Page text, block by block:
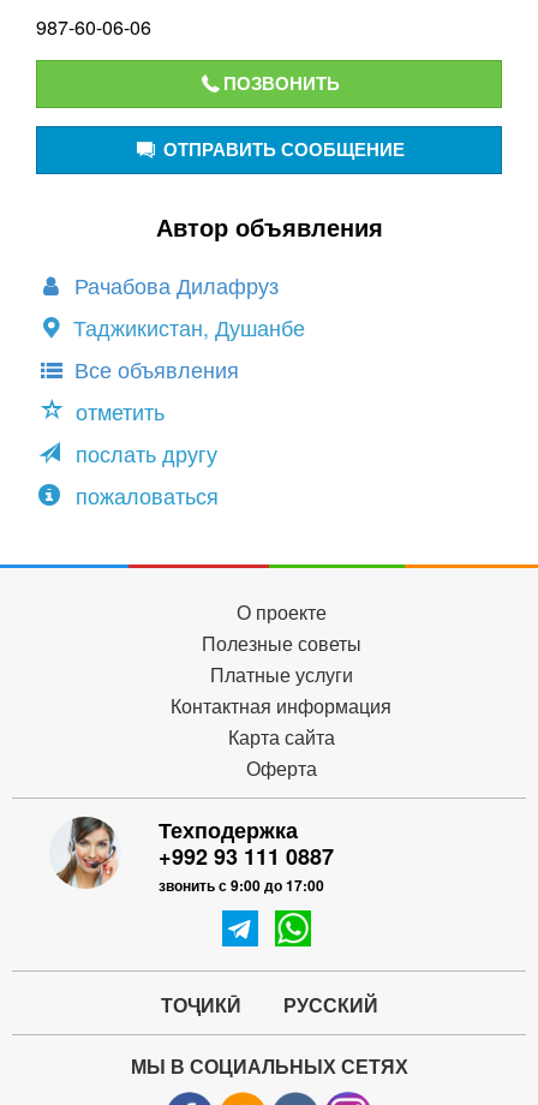
987-60-06-06
ПОЗВОНИТЬ
ОТПРАВИТЬ СООБЩЕНИЕ
Автор объявления
Рачабова Дилафруз
Таджикистан, Душанбе
Все объявления
отметить
послать другу
пожаловаться
О проекте
Полезные советы
Платные услуги
Контактная информация
Карта сайта
Оферта
Техподержка
+992 93 111 0887
звонить с 9:00 до 17:00
ТОҶИКӢ РУССКИЙ
МЫ В СОЦИАЛЬНЫХ СЕТЯХ